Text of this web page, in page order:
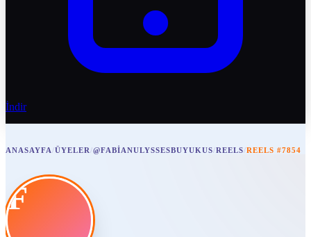
İndir
ANASAYFA/ÜYELER/@FABIANULYSSESBUYUKUS/REELS/REELS #7854
F